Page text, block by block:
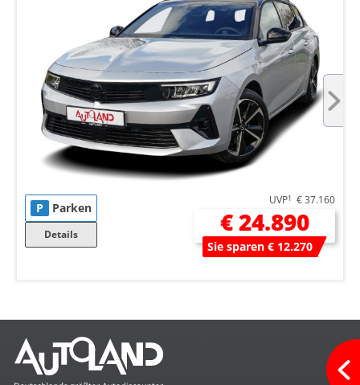
P Parken
Details
UVP1 € 37.160
€ 24.890
Sie sparen € 12.270